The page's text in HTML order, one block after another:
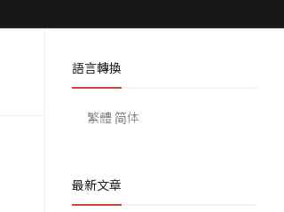
語言轉換
繁體 简体
最新文章